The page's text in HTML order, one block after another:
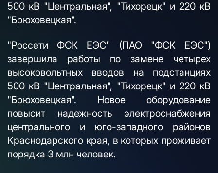
500 кВ "Центральная", "Тихорецк" и 220 кВ
"Брюховецкая".
"Россети ФСК ЕЭС" (ПАО "ФСК ЕЭС")
завершила работы по замене четырех
высоковольтных вводов на подстанциях
500 кВ "Центральная", "Тихорецк" и 220 кВ
"Брюховецкая". Новое оборудование
повысит надежность электроснабжения
центрального и юго-западного районов
Краснодарского края, в которых проживает
порядка 3 млн человек.